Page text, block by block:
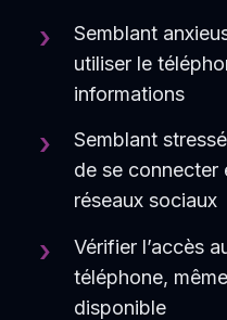
Semblant
utiliser le
informations
Semblant
de se connecter
réseaux sociaux
Vérifier l’accès
téléphone,
disponible